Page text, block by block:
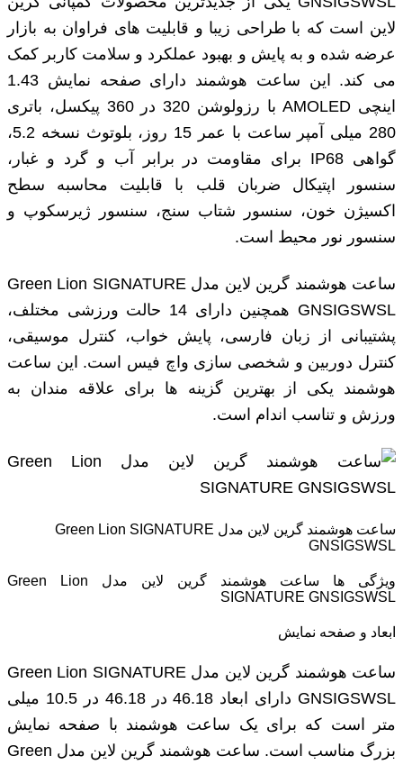
لاین است که با طراحی زیبا و قابلیت‌ های فراوان به بازار
عرضه شده و به پایش و بهبود عملکرد و سلامت کاربر کمک
می‌ کند. این ساعت هوشمند دارای صفحه نمایش 1.43
اینچی AMOLED با رزولوشن 320 در 360 پیکسل، باتری
280 میلی ‌آمپر ساعت با عمر 15 روز، بلوتوث نسخه 5.2،
گواهی IP68 برای مقاومت در برابر آب و گرد و غبار،
سنسور اپتیکال ضربان قلب با قابلیت محاسبه سطح
اکسیژن خون، سنسور شتاب ‌سنج، سنسور ژیرسکوپ و
سنسور نور محیط است.
ساعت هوشمند گرین لاین مدل Green Lion SIGNATURE
GNSIGSWSL همچنین دارای 14 حالت ورزشی مختلف،
پشتیبانی از زبان فارسی، پایش خواب، کنترل موسیقی،
کنترل دوربین و شخصی ‌سازی واچ فیس است. این ساعت
هوشمند یکی از بهترین گزینه ‌ها برای علاقه ‌مندان به
ورزش و تناسب اندام است.
ساعت هوشمند گرین لاین مدل Green Lion SIGNATURE
GNSIGSWSL
ویژگی ها ساعت هوشمند گرین لاین مدل Green Lion
SIGNATURE GNSIGSWSL
ابعاد و صفحه نمایش
ساعت هوشمند گرین لاین مدل Green Lion SIGNATURE
GNSIGSWSL دارای ابعاد 46.18 در 46.18 در 10.5 میلی‌
متر است که برای یک ساعت هوشمند با صفحه نمایش
بزرگ مناسب است. ساعت هوشمند گرین لاین مدل Green